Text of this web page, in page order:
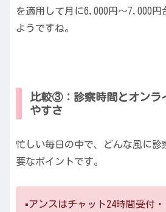
を適用して月に6,000円〜7,000円
ようですね。
比較③：診察時間とオンラ
やすさ
忙しい毎日の中で、どんな風に診
要なポイントです。
▪️アンスはチャット24時間受付